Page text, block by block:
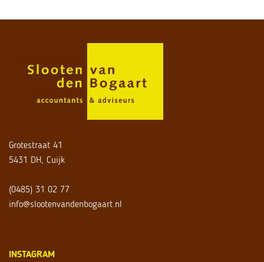
Grotestraat 41
5431 DH, Cuijk
(0485) 31 02 77
info@slootenvandenbogaart.nl
INSTAGRAM